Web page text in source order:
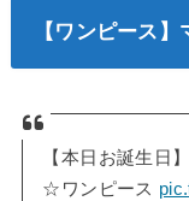
【ワンピース
【本日お誕生日
☆ワンピース